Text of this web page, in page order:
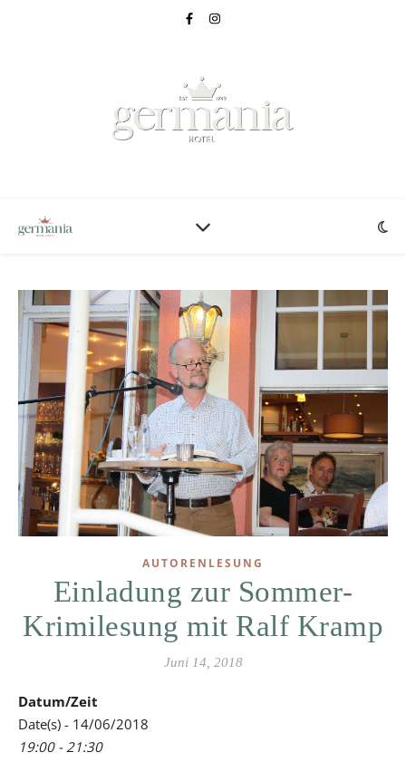
AUTORENLESUNG
Einladung zur Sommer-
Krimilesung mit Ralf Kramp
Juni 14, 2018
Datum/Zeit
Date(s) - 14/06/2018
19:00 - 21:30